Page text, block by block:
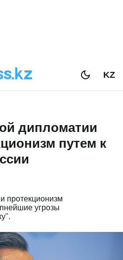
KZ
дипломатии
путем к
протекционизм
угрозы